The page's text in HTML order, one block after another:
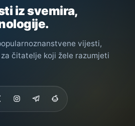
iz svemira,
vijesti,
čitatelje koji žele razumjeti